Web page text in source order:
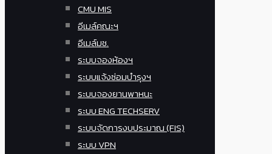
CMU MIS
อีเมล์คณะฯ
อีเมล์มช.
ระบบจองห้องฯ
ระบบแจ้งซ่อมบำรุงฯ
ระบบจองยานพาหนะ
ระบบ ENG TECHSERV
ระบบจัดการงบประมาณ (FIS)
ระบบ VPN